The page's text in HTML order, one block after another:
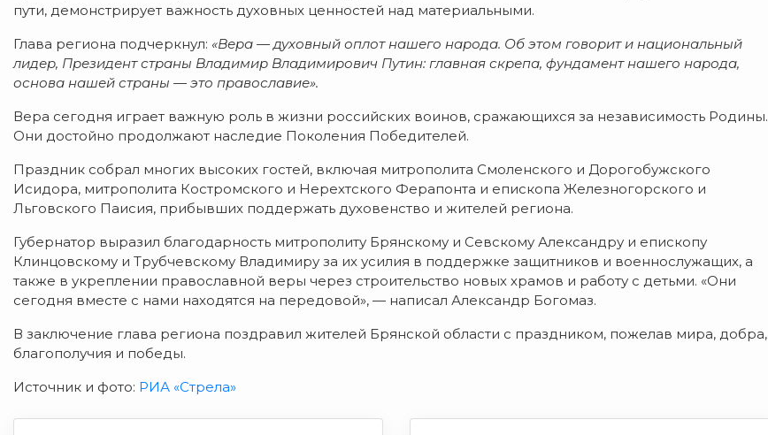
пути, демонстрирует важность духовных ценностей над материальными.
Глава региона подчеркнул: «Вера — духовный оплот нашего народа. Об этом говорит и национальный
лидер, Президент страны Владимир Владимирович Путин: главная скрепа, фундамент нашего народа,
основа нашей страны — это православие».
Вера сегодня играет важную роль в жизни российских воинов, сражающихся за независимость Родины.
Они достойно продолжают наследие Поколения Победителей.
Праздник собрал многих высоких гостей, включая митрополита Смоленского и Дорогобужского
Исидора, митрополита Костромского и Нерехтского Ферапонта и епископа Железногорского и
Льговского Паисия, прибывших поддержать духовенство и жителей региона.
Губернатор выразил благодарность митрополиту Брянскому и Севскому Александру и епископу
Клинцовскому и Трубчевскому Владимиру за их усилия в поддержке защитников и военнослужащих, а
также в укреплении православной веры через строительство новых храмов и работу с детьми. «Они
сегодня вместе с нами находятся на передовой», — написал Александр Богомаз.
В заключение глава региона поздравил жителей Брянской области с праздником, пожелав мира, добра,
благополучия и победы.
Источник и фото: РИА «Стрела»